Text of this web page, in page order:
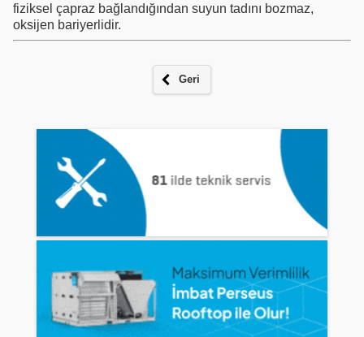
fiziksel çapraz bağlandığından suyun tadını bozmaz,
oksijen bariyerlidir.
Geri